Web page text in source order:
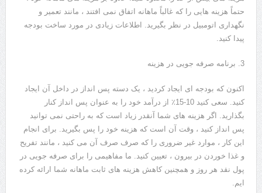
حتماً هزینه هایی را که غالباً ماهانه اتفاق نمی افتند ، مانند تعمیر و
نگهداری اتومبیل در نظر بگیرید. اطلاعات زیادی در مورد ساخت بودجه
پیدا کنید.
3. برنامه صرفه جویی در هزینه
اکنون که بودجه ای ایجاد کردید ، یک دسته پس انداز در داخل آن ایجاد
کنید. سعی کنید 10-15٪ از درآمد خود را به عنوان پس انداز کنار
بگذارید. اگر هزینه های شما آنقدر زیاد است که به راحتی نمی توانید
پس انداز کنید ، وقت آن است که هزینه خود را پس بگیرید. برای انجام
این کار ، موارد غیر ضروری را که صرف صرف آن می کنید ، مانند تفریح ​​
و غذا خوردن در بیرون ، تعیین کنید. ما مفاهیمی را برای صرفه جویی در
پول نقد هر روز و همچنین کاهش هزینه های ثابت ماهانه شما ارائه کرده
ایم.